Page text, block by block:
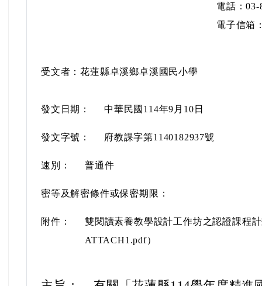
電話：03-
電子信箱
受文者：花蓮縣卓溪鄉卓溪國民小學
發文日期： 中華民國114年9月10日
發文字號： 府教課字第1140182937號
速別： 普通件
密等及解密條件或保密期限：
附件：
雙閱讀素養教學設計工作坊之認證課程
ATTACH1.pdf）